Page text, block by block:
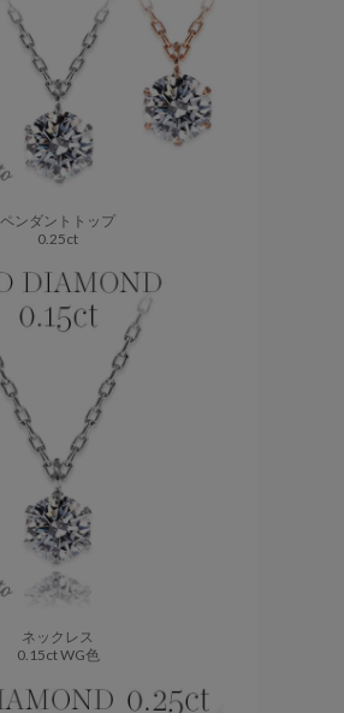
ペンダントトップ
0.25ct
ネックレス
0.15ct WG色